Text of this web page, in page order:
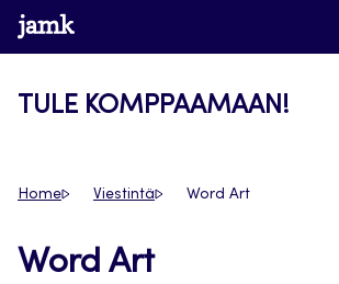
Siirry
suoraan
www.jamk.fi
TULE KOMPPAAMAAN!
Home Viestintä Word Art
Word Art